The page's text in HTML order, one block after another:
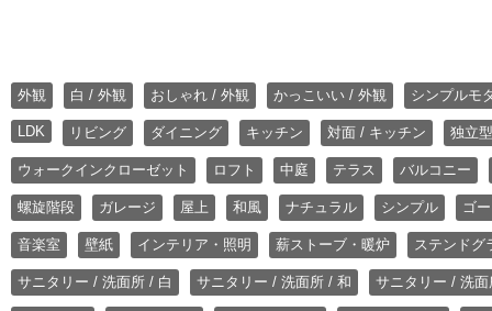
外観 白 / 外観 おしゃれ / 外観 かっこいい / 外観 シンプルモ
LDK リビング ダイニング キッチン 対面 / キッチン 独立
ウォークインクローゼット ロフト 中庭 テラス バルコニー
螺旋階段 ガレージ 屋上 和風 ナチュラル シンプル ゴ
音楽室 壁紙 インテリア・照明 薪ストーブ・暖炉 ステンドグ
サニタリー / 洗面所 / 白 サニタリー / 洗面所 / 和 サニタリー / 洗